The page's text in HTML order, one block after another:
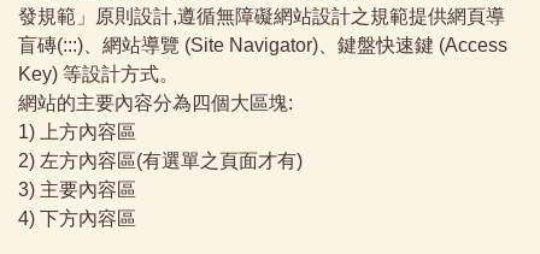
發規範」原則設計,遵循無障礙網站設計之規範提供網頁導
盲磚(:::)、網站導覽 (Site Navigator)、鍵盤快速鍵 (Access
Key) 等設計方式。
網站的主要內容分為四個大區塊:
1) 上方內容區
2) 左方內容區(有選單之頁面才有)
3) 主要內容區
4) 下方內容區